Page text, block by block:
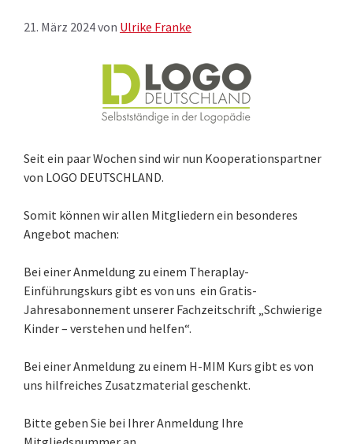
21. März 2024von Ulrike Franke
Seit ein paar Wochen sind wir nun Kooperationspartner
von LOGO DEUTSCHLAND.
Somit können wir allen Mitgliedern ein besonderes
Angebot machen:
Bei einer Anmeldung zu einem Theraplay-
Einführungskurs gibt es von uns ein Gratis-
Jahresabonnement unserer Fachzeitschrift „Schwierige
Kinder – verstehen und helfen“.
Bei einer Anmeldung zu einem H-MIM Kurs gibt es von
uns hilfreiches Zusatzmaterial geschenkt.
Bitte geben Sie bei Ihrer Anmeldung Ihre